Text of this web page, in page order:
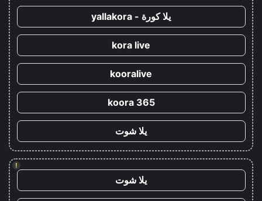
يلا كورة - yallakora
kora live
kooralive
koora 365
يلا شوت
!
يلا شوت